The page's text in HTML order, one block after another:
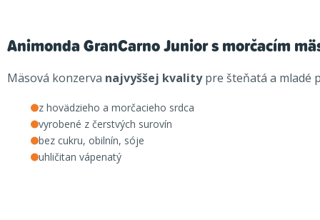
Animonda GranCarno Junior s morčacím
Mäsová konzerva najvyššej kvalitypre šteňatá a mladé
z hovädzieho a morčacieho srdca
vyrobené z čerstvých surovín
bez cukru, obilnín, sóje
uhličitan vápenatý